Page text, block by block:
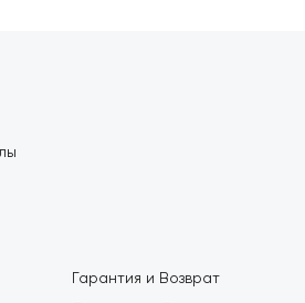
Гарантия и Возврат